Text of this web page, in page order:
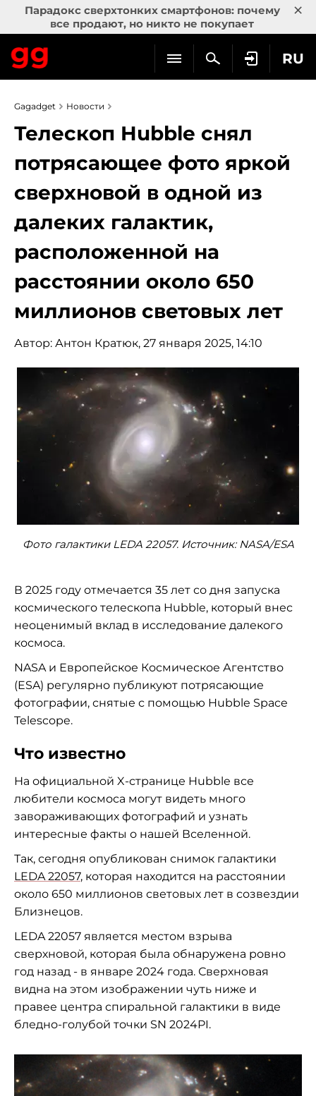
Парадокс сверхтонких смартфонов: почему
все продают, но никто не покупает
×
RU
Gagadget Новости
Телескоп Hubble снял
потрясающее фото яркой
сверхновой в одной из
далеких галактик,
расположенной на
расстоянии около 650
миллионов световых лет
Автор: Антон Кратюк, 27 января 2025, 14:10
Фото галактики LEDA 22057. Источник: NASA/ESA
В 2025 году отмечается 35 лет со дня запуска
космического телескопа Hubble, который внес
неоценимый вклад в исследование далекого
космоса.
NASA и Европейское Космическое Агентство
(ESA) регулярно публикуют потрясающие
фотографии, снятые с помощью Hubble Space
Telescope.
Что известно
На официальной X-странице Hubble все
любители космоса могут видеть много
завораживающих фотографий и узнать
интересные факты о нашей Вселенной.
Так, сегодня опубликован снимок галактики
LEDA 22057, которая находится на расстоянии
около 650 миллионов световых лет в созвездии
Близнецов.
LEDA 22057 является местом взрыва
сверхновой, которая была обнаружена ровно
год назад - в январе 2024 года. Сверхновая
видна на этом изображении чуть ниже и
правее центра спиральной галактики в виде
бледно-голубой точки SN 2024PI.